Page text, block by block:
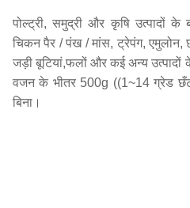
पोल्ट्री, समुद्री और कृषि उत्पादों
चिकन पैर / पंख / मांस, ट्रेपंग, एमुलोन,
जड़ी बूटियां,फलों और कई अन्य
वजन के भीतर 500g ((1~14 ग्रेड
बिना।